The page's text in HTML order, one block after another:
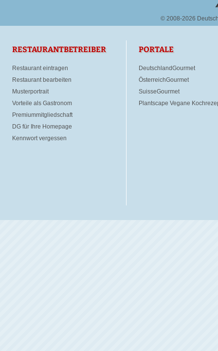
© 2008-2026
RESTAURANTBETREIBER
Restaurant eintragen
Restaurant bearbeiten
Musterportrait
Vorteile als Gastronom
Premiummitgliedschaft
DG für Ihre Homepage
Kennwort vergessen
PORTALE
DeutschlandGourmet
ÖsterreichGourmet
SuisseGourmet
Plantscape Vegane